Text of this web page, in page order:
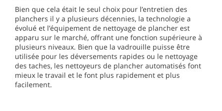
Bien que cela était le seul choix pour l’entretien des
planchers il y a plusieurs décennies, la technologie a
évolué et l’équipement de nettoyage de plancher est
apparu sur le marché, offrant une fonction supérieure à
plusieurs niveaux. Bien que la vadrouille puisse être
utilisée pour les déversements rapides ou le nettoyage
des taches, les nettoyeurs de plancher automatisés font
mieux le travail et le font plus rapidement et plus
facilement.